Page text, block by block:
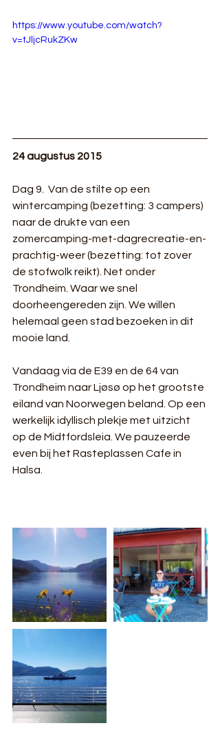
https://www.youtube.com/watch?
v=tJljcRukZKw
24 augustus 2015
Dag 9.  Van de stilte op een
wintercamping (bezetting: 3 campers)
naar de drukte van een
zomercamping-met-dagrecreatie-en-
prachtig-weer (bezetting: tot zover
de stofwolk reikt). Net onder
Trondheim. Waar we snel
doorheengereden zijn. We willen
helemaal geen stad bezoeken in dit
mooie land.
Vandaag via de E39 en de 64 van
Trondheim naar Ljøsø op het grootste
eiland van Noorwegen beland. Op een
werkelijk idyllisch plekje met uitzicht
op de Midtfordsleia. We pauzeerde
even bij het Rasteplassen Cafe in
Halsa.